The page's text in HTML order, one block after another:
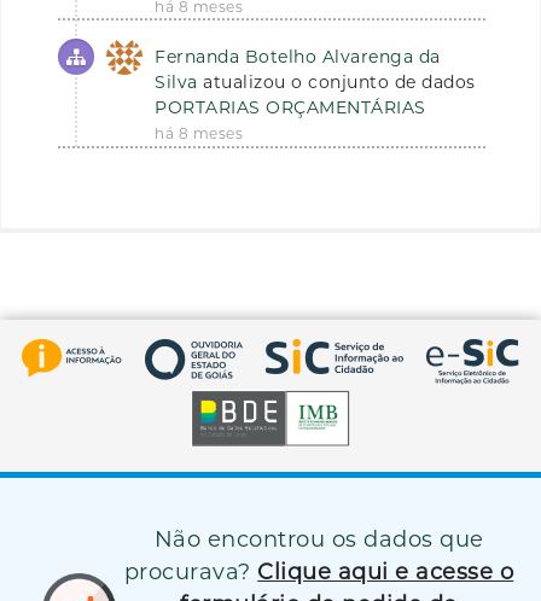
há 8 meses
Fernanda Botelho Alvarenga da
Silva atualizou o conjunto de dados
PORTARIAS ORÇAMENTÁRIAS
há 8 meses
Não encontrou os dados que
procurava? Clique aqui e acesse o